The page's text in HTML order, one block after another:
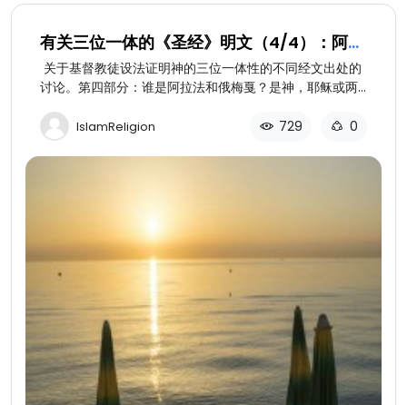
有关三位一体的《圣经》明文（4/4）：阿拉
法和俄梅戛
关于基督教徒设法证明神的三位一体性的不同经文出处的
讨论。第四部分：谁是阿拉法和俄梅戛？是神，耶稣或两
IslamReligion 729 0